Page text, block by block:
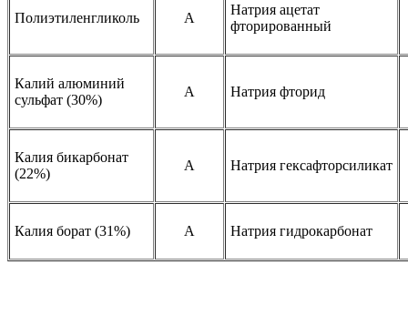
Полиэтиленгликоль A
Натрия ацетат
фторированный
Калий алюминий
сульфат (30%)
A Натрия фторид
Калия бикарбонат
(22%)
A Натрия гексафторсиликат
Калия борат (31%) A Натрия гидрокарбонат